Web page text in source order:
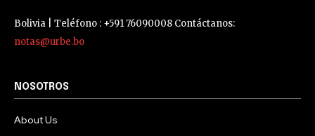
Bolivia | Teléfono : +591 76090008 Contáctanos:
notas@urbe.bo
NOSOTROS
About Us